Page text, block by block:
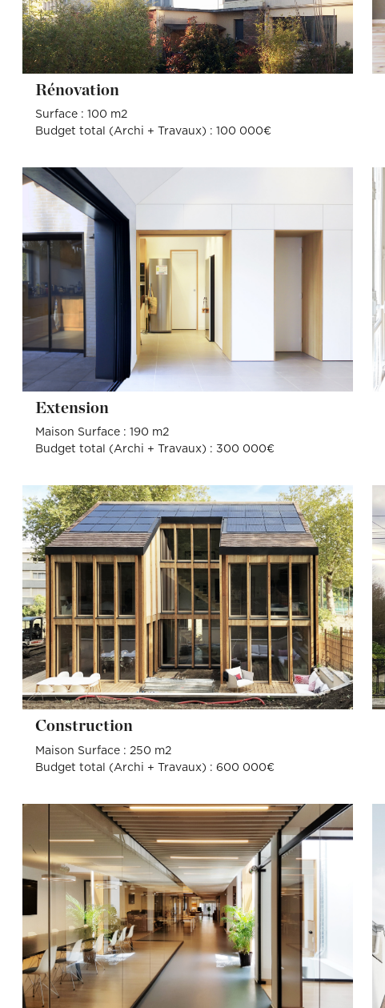
Rénovation
Surface : 100 m2
Budget total (Archi + Travaux) : 100 000€
Extension
Maison Surface : 190 m2
Budget total (Archi + Travaux) : 300 000€
Construction
Maison Surface : 250 m2
Budget total (Archi + Travaux) : 600 000€